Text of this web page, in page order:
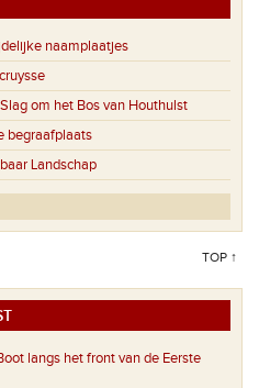
naamplaatjes
om het Bos van Houthulst
begraafplaats
Landschap
TOP ↑
langs het front van de Eerste